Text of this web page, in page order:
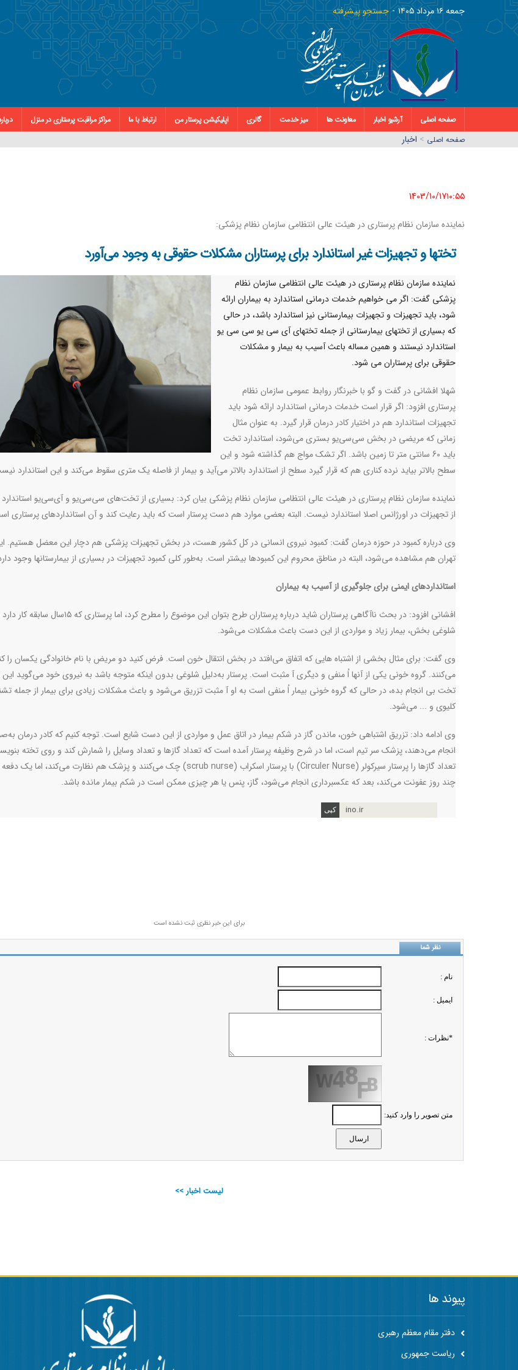
جمعه ١٦ مرداد ١٤٠٥ جستجو پیشرفته
صفحه اصلی آرشیو اخبار معاونت ها میز خدمت گالری اپلیکیشن پرستار من ارتباط با ما مراکز مراقبت پرستاری در منزل
صفحه اصلي > اخبار
1403/10/17١٠:٥٥
نماینده سازمان نظام پرستاری در هیئت عالی انتظامی سازمان نظام پزشکی:
تختها و تجهیزات غیر استاندارد برای پرستاران مشکلات حقوقی به وجود می‌آورد
نماینده سازمان نظام پرستاری در هیئت عالی انتظامی سازمان نظام
پزشکی گفت: اگر می خواهیم خدمات درمانی استاندارد به بیماران ارائه
شود، باید تجهیزات و تجهیزات بیمارستانی نیز استاندارد باشد، در حالی
که بسیاری از تختهای بیمارستانی از جمله تختهای آی سی یو سی سی یو
استاندارد نیستند و همین مساله باعث آسیب به بیمار و مشکلات
حقوقی برای پرستاران می شود.
شهلا افشانی در گفت و گو با خبرنگار روابط عمومی سازمان نظام
پرستاری افزود: اگر قرار است خدمات درمانی استاندارد ارائه شود باید
تجهیزات استاندارد هم در اختیار کادر درمان قرار گیرد. به عنوان مثال
زمانی که مریضی در بخش سی‌سی‌یو بستری می‌شود، استاندارد تخت
باید 60 سانتی متر تا زمین باشد. اگر تشک مواج هم گذاشته شود و این
سطح بالاتر بیاید نرده کناری هم که قرار گیرد سطح از استاندارد بالاتر می‌آید و بیمار از فاصله یک متری سقوط می‌کند و این استاندارد
نماینده سازمان نظام پرستاری در هیئت عالی انتظامی سازمان نظام پزشکی بیان کرد: بسیاری از تخت‌های سی‌سی‌یو و آی‌سی‌یو
از تجهیزات در اورژانس اصلا استاندارد نیست. البته بعضی موارد هم دست پرستار است که باید رعایت کند و آن استانداردهای پرستاری
وی درباره کمبود در حوزه درمان گفت: کمبود نیروی انسانی در کل کشور هست، در بخش تجهیزات پزشکی هم دچار این معضل هستیم.
تهران هم مشاهده می‌شود، البته در مناطق محروم این کمبودها بیشتر است. به‌طور کلی کمبود تجهیزات در بسیاری از بیمارستانها وجود
استانداردهای ایمنی برای جلوگیری از آسیب به بیماران
افشانی افزود: در بحث ناآگاهی پرستاران شاید درباره پرستاران طرح بتوان این
شلوغی بخش، بیمار زیاد و مواردی از این دست باعث مشکلات می‌شود.
وی گفت: برای مثال بخشی از اشتباه هایی که اتفاق می‌افتد در بخش انتقال خون است. فرض کنید دو مریض با نام خانوادگی یکسان را
می‌کنند. گروه خونی یکی از آنها اُ منفی و دیگری آ مثبت است. پرستار به‌دلیل شلوغی بدون اینکه متوجه باشد به نیروی خود می‌گوید این
تخت بی انجام بده، در حالی که گروه خونی بیمار اُ منفی است به او آ مثبت تزریق می‌شود و باعث مشکلات زیادی برای بیمار از جمله
کلیوی و ... می‌شود.
وی ادامه داد: تزریق اشتباهی خون، ماندن گاز در شکم بیمار در اتاق عمل و مواردی از این دست شایع است. توجه کنیم که کادر درمان
انجام می‌دهند، پزشک سر تیم است، اما در شرح وظیفه پرستار آمده است که تعداد گازها و تعداد وسایل را شمارش کند و روی تخته
تعداد گازها را پرستار سیرکولر (Circuler Nurse) با پرستار اسکراب (scrub nurse) چک می‌کنند و پزشک هم نظارت می‌کند، اما یک
چند روز عفونت می‌کند، بعد که عکسبرداری انجام می‌شود، گاز، پنس یا هر چیزی ممکن است در شکم بیمار مانده باشد.
ino.ir
برای این خبر نظری ثبت نشده است
نظر شما
نام :
ايميل :
*نظرات :
متن تصویر را وارد کنید:
لیست اخبار >>
پیوند ها
دفتر مقام معظم رهبری
ریاست جمهوری